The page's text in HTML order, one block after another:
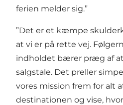
ferien melder sig.”
”Det er et kæmpe
at vi er på rette vej.
indholdet bærer præg af
salgstale. Det preller
vores mission frem for alt
destinationen og vise,